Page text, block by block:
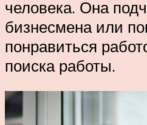
человека. Она
бизнесмена или
понравиться
поиска работы.